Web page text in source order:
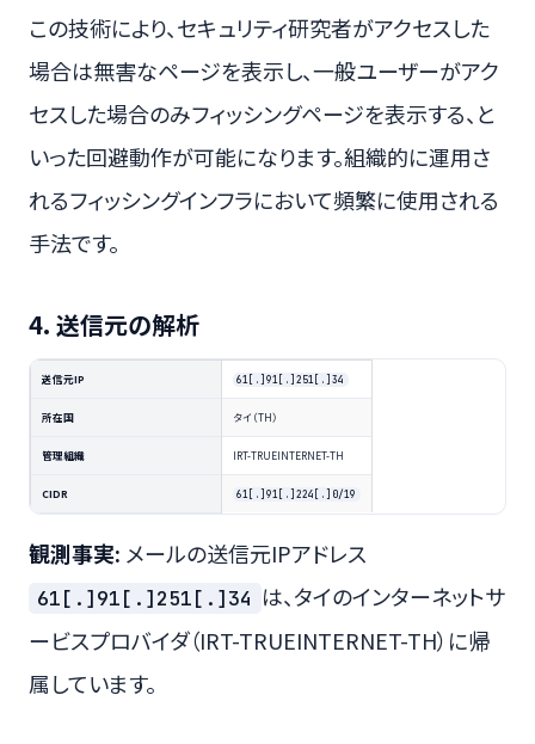
この技術により、セキュリティ研究者がアクセスした
場合は無害なページを表示し、一般ユーザーがアク
セスした場合のみフィッシングページを表示する、と
いった回避動作が可能になります。組織的に運用さ
れるフィッシングインフラにおいて頻繁に使用される
手法です。
4. 送信元の解析
送信元IP 61[.]91[.]251[.]34
所在国 タイ（TH）
管理組織 IRT-TRUEINTERNET-TH
CIDR 61[.]91[.]224[.]0/19
観測事実: メールの送信元IPアドレス
61[.]91[.]251[.]34 は、タイのインターネットサ
ービスプロバイダ（IRT-TRUEINTERNET-TH）に帰
属しています。